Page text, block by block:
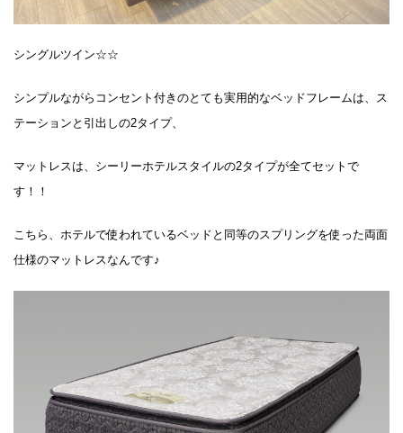
シングルツイン☆☆
シンプルながらコンセント付きのとても実用的なベッドフレームは、ス
テーションと引出しの2タイプ、
マットレスは、シーリーホテルスタイルの2タイプが全てセットで
す！！
こちら、ホテルで使われているベッドと同等のスプリングを使った両面
仕様のマットレスなんです♪